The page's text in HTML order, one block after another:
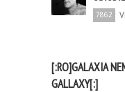
7862
[:RO]GALAXIA
GALLAXY[:]